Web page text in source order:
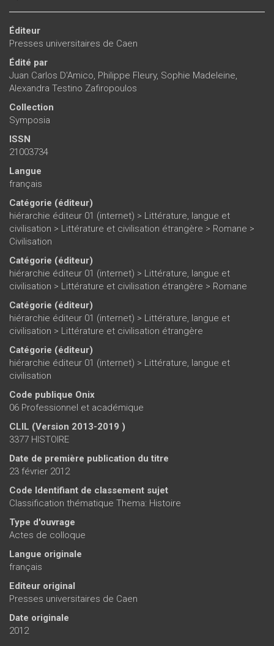
Éditeur
Presses universitaires de Caen
Édité par
Juan Carlos D'Amico Philippe Fleury, Sophie Madeleine
Alexandra Testino Zafiropoulos
Collection
Symposia
ISSN
21003734
Langue
français
Catégorie (éditeur)
hiérarchie éditeur 01 (internet) > Littérature, langue et
civilisation > Littérature et civilisation étrangère > Romane >
Civilisation
Catégorie (éditeur)
hiérarchie éditeur 01 (internet) > Littérature, langue et
civilisation > Littérature et civilisation étrangère > Romane
Catégorie (éditeur)
hiérarchie éditeur 01 (internet) > Littérature, langue et
civilisation > Littérature et civilisation étrangère
Catégorie (éditeur)
hiérarchie éditeur 01 (internet) > Littérature, langue et
civilisation
Code publique Onix
06 Professionnel et académique
CLIL (Version 2013-2019 )
3377 HISTOIRE
Date de première publication du titre
23 février 2012
Code Identifiant de classement sujet
Classification thématique Thema: Histoire
Type d'ouvrage
Actes de colloque
Langue originale
français
Editeur original
Presses universitaires de Caen
Date originale
2012